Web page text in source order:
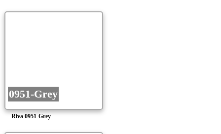
Riva 0951-Grey
0951-Grey